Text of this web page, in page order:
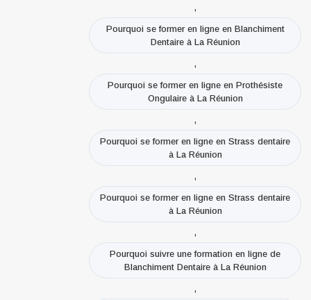
,
Pourquoi se former en ligne en Blanchiment
Dentaire à La Réunion
,
Pourquoi se former en ligne en Prothésiste
Ongulaire à La Réunion
,
Pourquoi se former en ligne en Strass dentaire
à La Réunion
,
Pourquoi se former en ligne en Strass dentaire
à La Réunion
,
Pourquoi suivre une formation en ligne de
Blanchiment Dentaire à La Réunion
,